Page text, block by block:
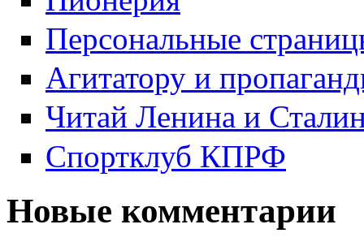
Персональные
Агитатору и
Читай Ленина и
Спортклуб КПРФ
Новые комментарии